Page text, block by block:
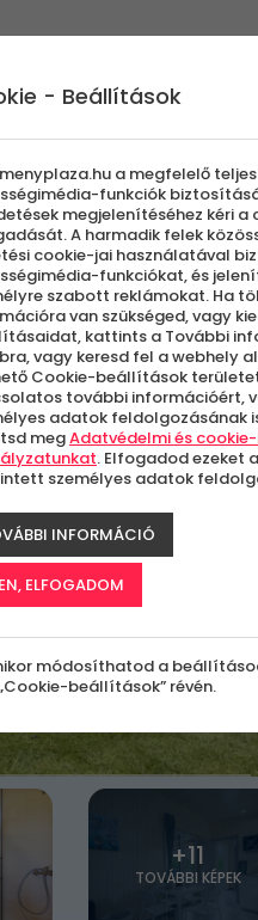
+11
TOVÁBBI KÉPEK
- Beállítások
a megfelelő
funkciók
megjelenítéséhez kéri a
A harmadik felek
cookie-jai használatával
funkciókat, és
szabott reklámokat. Ha
van szükséged, vagy
kattints a További
vagy keresd fel a webhely
Cookie-beállítások
további információért,
adatok feldolgozásának
megAdatvédelmi és
. Elfogadod ezeket
személyes adatok
INFORMÁCIÓ
ELFOGADOM
módosíthatod a
beállítások” révén.